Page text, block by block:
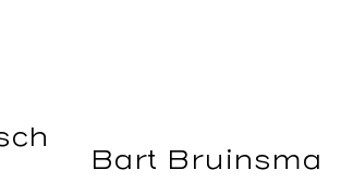
Bart Bruinsma